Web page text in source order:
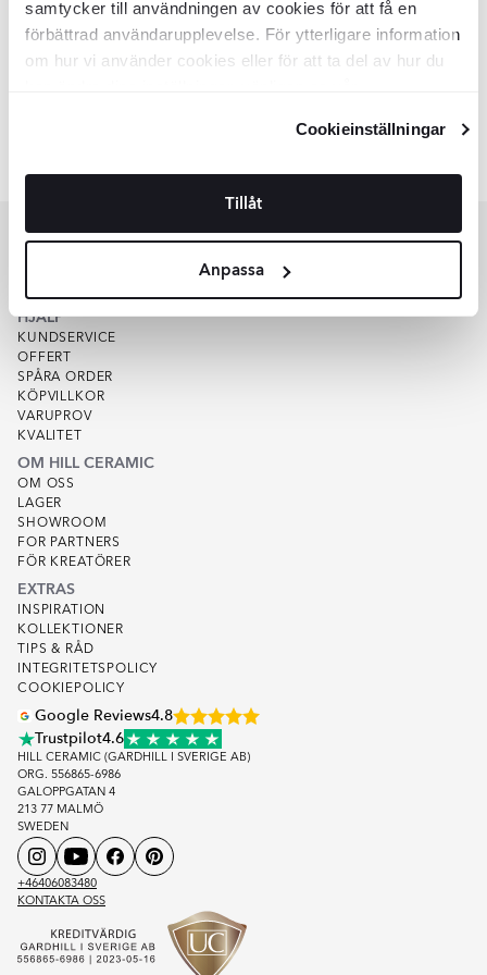
samtycker till användningen av cookies för att få en
förbättrad användarupplevelse. För ytterligare information
om hur vi använder cookies eller för att ta del av hur du
Cookieinställningar
Tillåt
Anpassa
Material:Ull
6215SEK10923 SEK-43%
of
KUNDSERVICE
HJÄLP
KUNDSERVICE
OFFERT
SPÅRA ORDER
KÖPVILLKOR
VARUPROV
KVALITET
OM HILL CERAMIC
OM OSS
LAGER
SHOWROOM
FOR PARTNERS
FÖR KREATÖRER
EXTRAS
INSPIRATION
KOLLEKTIONER
TIPS & RÅD
INTEGRITETSPOLICY
COOKIEPOLICY
Google Reviews4.8
Trustpilot4.6
HILL CERAMIC (GARDHILL I SVERIGE AB)
ORG. 556865-6986
GALOPPGATAN 4
213 77 MALMÖ
SWEDEN
+46406083480
KONTAKTA OSS